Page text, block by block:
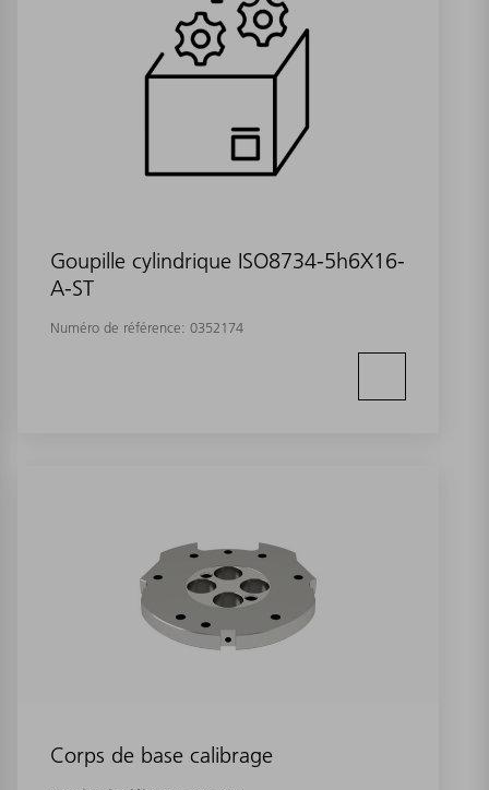
Goupille cylindrique ISO8734-5h6X16-
A-ST
Numéro de référence: 0352174
Corps de base calibrage